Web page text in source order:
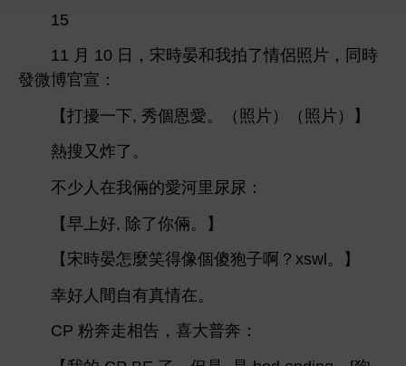
15
11
10 ，宋 晏 拍
侶照片，同
微博官宣：
【打擾
, 秀個恩
。（照片）（照片）】
搜又炸
。
倆
里尿尿：
【
好, 除
倆。】
【宋
晏
麼笑得像個傻狍子啊？xswl。】
幸好
自 真
。
CP
奔 相告，
普奔：